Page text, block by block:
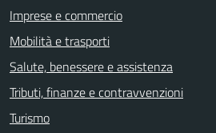
Imprese e commercio
Mobilità e trasporti
Salute, benessere e assistenza
Tributi, finanze e contravvenzioni
Turismo